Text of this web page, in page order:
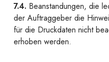
7.4. Beanstandungen, die
der Auftraggeber die
für die Druckdaten nicht
erhoben werden.